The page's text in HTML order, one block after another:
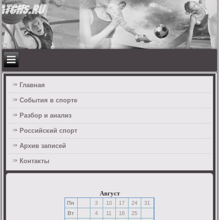
Главная
События в спорте
Разбор и анализ
Российский спорт
Архив записей
Контакты
Август
Пн 3 10 17 24
31
Вт
4 11 18
25